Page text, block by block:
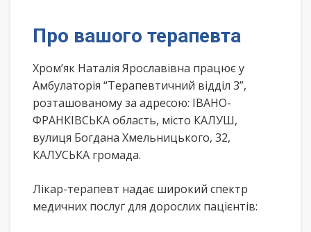
Про вашого терапевта
Хром’як Наталія Ярославівна працює у
Амбулаторія “Терапевтичний відділ 3”,
розташованому за адресою: ІВАНО-
ФРАНКІВСЬКА область, місто КАЛУШ,
вулиця Богдана Хмельницького, 32,
КАЛУСЬКА громада.
Лікар-терапевт надає широкий спектр
медичних послуг для дорослих пацієнтів: